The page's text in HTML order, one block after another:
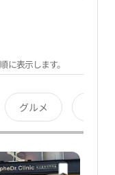
に表示します。
グルメ